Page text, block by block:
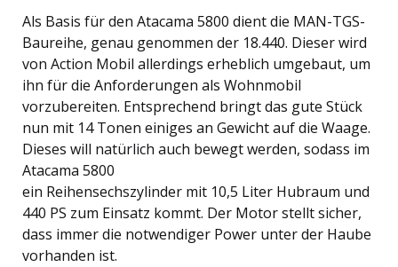
Als Basis für den Atacama 5800 dient die MAN-TGS-
Baureihe, genau genommen der 18.440. Dieser wird
von Action Mobil allerdings erheblich umgebaut, um
ihn für die Anforderungen als Wohnmobil
vorzubereiten. Entsprechend bringt das gute Stück
nun mit 14 Tonen einiges an Gewicht auf die Waage.
Dieses will natürlich auch bewegt werden, sodass im
Atacama 5800
ein Reihensechszylinder mit 10,5 Liter Hubraum und
440 PS zum Einsatz kommt. Der Motor stellt sicher,
dass immer die notwendiger Power unter der Haube
vorhanden ist.